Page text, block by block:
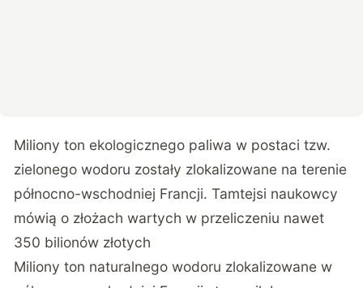
Miliony ton ekologicznego paliwa w postaci tzw.
zielonego wodoru zostały zlokalizowane na terenie
północno-wschodniej Francji. Tamtejsi naukowcy
mówią o złożach wartych w przeliczeniu nawet
350 bilionów złotych
Miliony ton naturalnego wodoru zlokalizowane w